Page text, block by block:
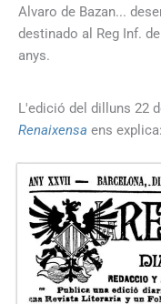
Alvaro de Bazan...
destinado al Reg Inf.
anys.
L'edició del dilluns 22
Renaixensa ens explica: